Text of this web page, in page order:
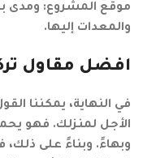
موقع المشروع: ومدى
والمعدات إليها.
افضل مقاول
في النهاية، يمكننا
الأجل لمنزلك. فهو
وبهاءً. وبناءً على ذلك،